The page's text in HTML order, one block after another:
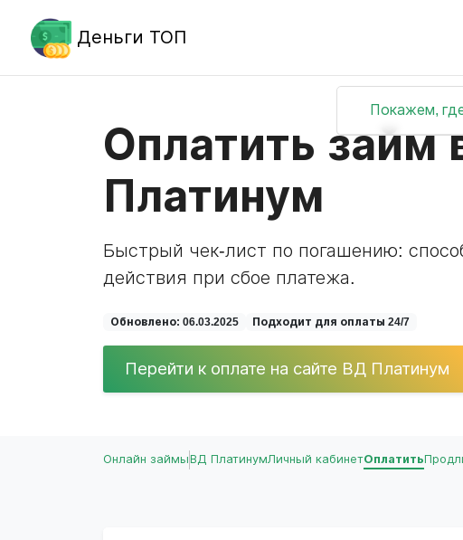
Деньги ТОП
Покажем,
Оплатить займ
Платинум
Быстрый чек-лист по погашению:
действия при сбое платежа.
Обновлено: 06.03.2025 Подходит для оплаты 24/7
Перейти к оплате на сайте ВД Платинум
Онлайн займыВД ПлатинумЛичный кабинетОплатить